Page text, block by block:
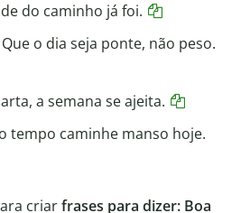
do caminho já foi.
o dia seja ponte, não peso.
a semana se ajeita.
tempo caminhe manso hoje.
criarfrases para dizer: Boa